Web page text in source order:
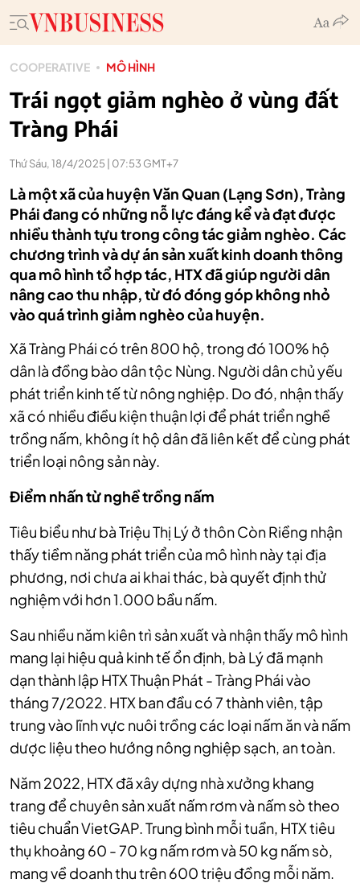
COOPERATIVE MÔ HÌNH
Trái ngọt giảm nghèo ở vùng đất
Tràng Phái
Thứ Sáu, 18/4/2025 | 07:53 GMT+7
Là một xã của huyện Văn Quan (Lạng Sơn), Tràng
Phái đang có những nỗ lực đáng kể và đạt được
nhiều thành tựu trong công tác giảm nghèo. Các
chương trình và dự án sản xuất kinh doanh thông
qua mô hình tổ hợp tác, HTX đã giúp người dân
nâng cao thu nhập, từ đó đóng góp không nhỏ
vào quá trình giảm nghèo của huyện.
Xã Tràng Phái có trên 800 hộ, trong đó 100% hộ
dân là đồng bào dân tộc Nùng. Người dân chủ yếu
phát triển kinh tế từ nông nghiệp. Do đó, nhận thấy
xã có nhiều điều kiện thuận lợi để phát triển nghề
trồng nấm, không ít hộ dân đã liên kết để cùng phát
triển loại nông sản này.
Điểm nhấn từ nghề trồng nấm
Tiêu biểu như bà Triệu Thị Lý ở thôn Còn Riềng nhận
thấy tiềm năng phát triển của mô hình này tại địa
phương, nơi chưa ai khai thác, bà quyết định thử
nghiệm với hơn 1.000 bầu nấm.
Sau nhiều năm kiên trì sản xuất và nhận thấy mô hình
mang lại hiệu quả kinh tế ổn định, bà Lý đã mạnh
dạn thành lập HTX Thuận Phát - Tràng Phái vào
tháng 7/2022. HTX ban đầu có 7 thành viên, tập
trung vào lĩnh vực nuôi trồng các loại nấm ăn và nấm
dược liệu theo hướng nông nghiệp sạch, an toàn.
Năm 2022, HTX đã xây dựng nhà xưởng khang
trang để chuyên sản xuất nấm rơm và nấm sò theo
tiêu chuẩn VietGAP. Trung bình mỗi tuần, HTX tiêu
thụ khoảng 60 - 70 kg nấm rơm và 50 kg nấm sò,
mang về doanh thu trên 600 triệu đồng mỗi năm.